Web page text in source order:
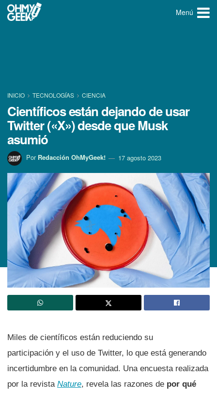
Menú
INICIO TECNOLOGÍ­AS CIENCIA
Científicos están dejando de usar
Twitter («X») desde que Musk
asumió
Por Redacción OhMyGeek! 17 agosto 2023
Miles de científicos están reduciendo su
participación y el uso de Twitter, lo que está generando
incertidumbre en la comunidad. Una encuesta realizada
por la revista Nature, revela las razones de por qué